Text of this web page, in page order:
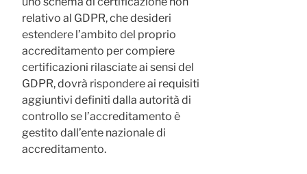
relativo al GDPR, che desideri
estendere l’ambito del proprio
accreditamento per compiere
certificazioni rilasciate ai sensi del
GDPR, dovrà rispondere ai requisiti
aggiuntivi definiti dalla autorità di
controllo se l’accreditamento è
gestito dall’ente nazionale di
accreditamento.